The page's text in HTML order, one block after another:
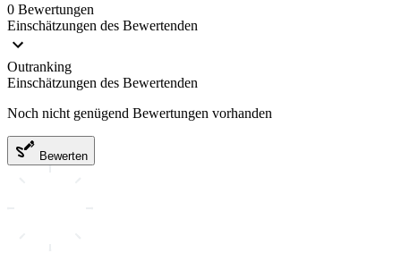
0 Bewertungen
Einschätzungen des Bewertenden
Outranking
Einschätzungen des Bewertenden
Noch nicht genügend Bewertungen vorhanden
Bewerten